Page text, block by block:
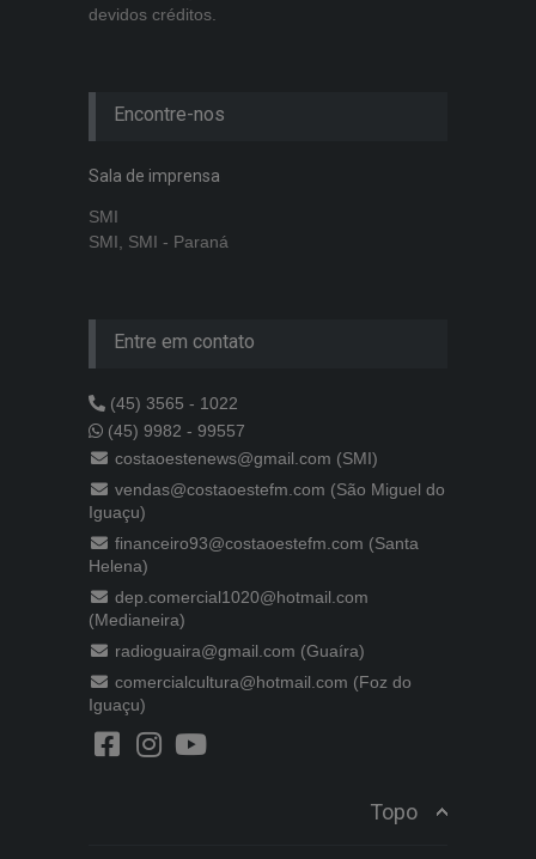
devidos créditos.
Encontre-nos
Sala de imprensa
SMI
SMI, SMI - Paraná
Entre em contato
(45) 3565 - 1022
(45) 9982 - 99557
costaoestenews@gmail.com (SMI)
vendas@costaoestefm.com (São Miguel do
Iguaçu)
financeiro93@costaoestefm.com (Santa
Helena)
dep.comercial1020@hotmail.com
(Medianeira)
radioguaira@gmail.com (Guaíra)
comercialcultura@hotmail.com (Foz do
Iguaçu)
Topo